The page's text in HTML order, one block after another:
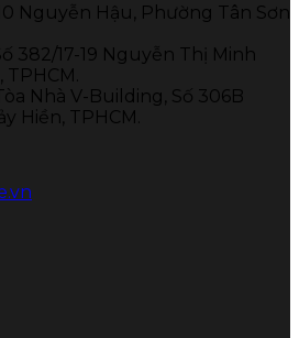
Nguyễn Hậu, Phường Tân Sơn
382/17-19 Nguyễn Thị Minh
TPHCM.
Nhà V-Building, Số 306B
Hiền, TPHCM.